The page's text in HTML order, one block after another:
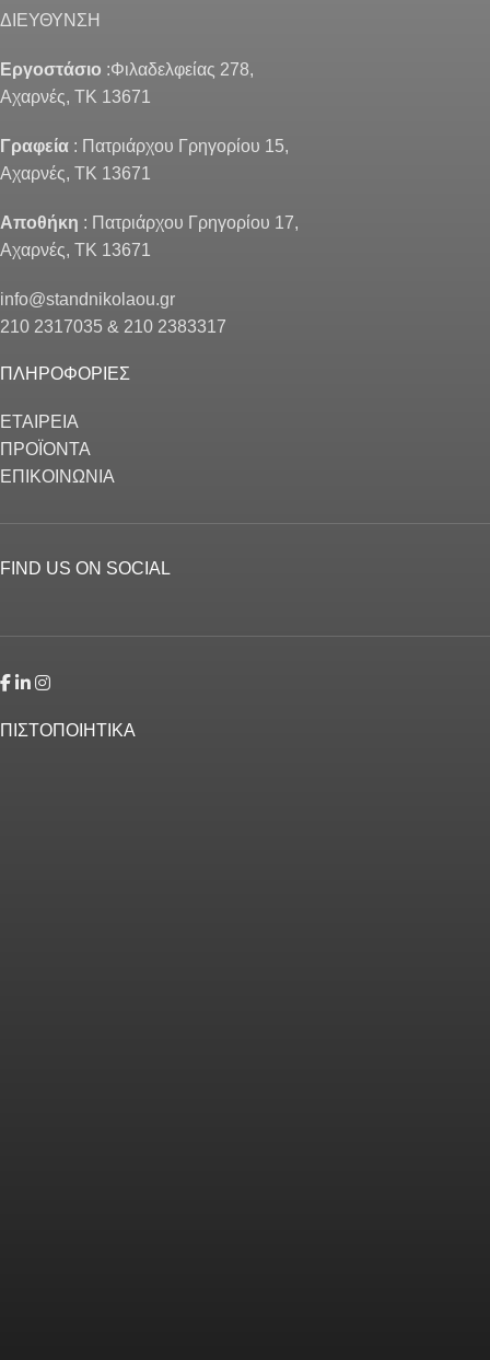
ΔΙΕΥΘΥΝΣΗ
Εργοστάσιο :Φιλαδελφείας 278,
Αχαρνές, ΤΚ 13671
Γραφεία : Πατριάρχου Γρηγορίου 15,
Αχαρνές, ΤΚ 13671
Αποθήκη : Πατριάρχου Γρηγορίου 17,
Αχαρνές, ΤΚ 13671
info@standnikolaou.gr
210 2317035 & 210 2383317
ΠΛΗΡΟΦΟΡΙΕΣ
ΕΤΑΙΡΕΙΑ
ΠΡΟΪΟΝΤΑ
ΕΠΙΚΟΙΝΩΝΙΑ
FIND US ON SOCIAL
ΠΙΣΤΟΠΟΙΗΤΙΚΑ